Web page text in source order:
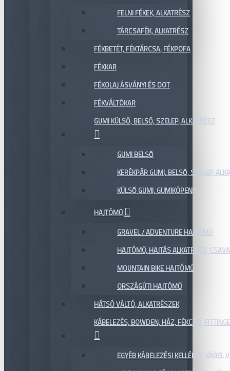
FELNI FÉKEK, ALKATRÉSZ
TÁRCSAFÉK, ALKATRÉSZ
FÉKBETÉT, FÉKTÁRCSA, FÉKPOFA
FÉKKAR
FÉKOLAJ ÁSVÁNYI ÉS DOT
FÉKVÁLTÓKAR
GUMI KÜLSŐ, BELSŐ, SZELEP, ALKATRÉSZ
GUMI BELSŐ
KERÉKPÁR GUMI, BELSŐ, SZELEP,
KÜLSŐ GUMI, GUMIKÖPENY
HAJTÓMŰ
GRAVEL / ADVENTURE HAJTÓMŰ
HAJTÓMŰ, HAJTÁS ALKATRÉSZ,
MOUNTAIN BIKE HAJTÓMŰ
ORSZÁGÚTI HAJTÓMŰ
HÁTSÓ VÁLTÓ, ALKATRÉSZEK
KÁBELEZÉS, BOWDEN, HÁZ, FÉKCSŐ,
EGYÉB KÁBELEZÉSI KELLÉKEK,